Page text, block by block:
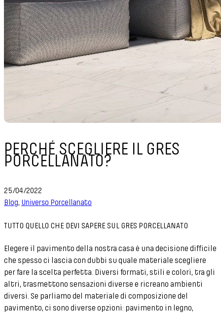
PERCHÉ SCEGLIERE IL GRES
PORCELLANATO?
25/04/2022
Blog, Universo Porcellanato
TUTTO QUELLO CHE DEVI SAPERE SUL GRES PORCELLANATO
Elegere il pavimento della nostra casa è una decisione difficile
che spesso ci lascia con dubbi su quale materiale scegliere
per fare la scelta perfetta. Diversi formati, stili e colori, tra gli
altri, trasmettono sensazioni diverse e ricreano ambienti
diversi. Se parliamo del materiale di composizione del
pavimento, ci sono diverse opzioni: pavimento in legno,